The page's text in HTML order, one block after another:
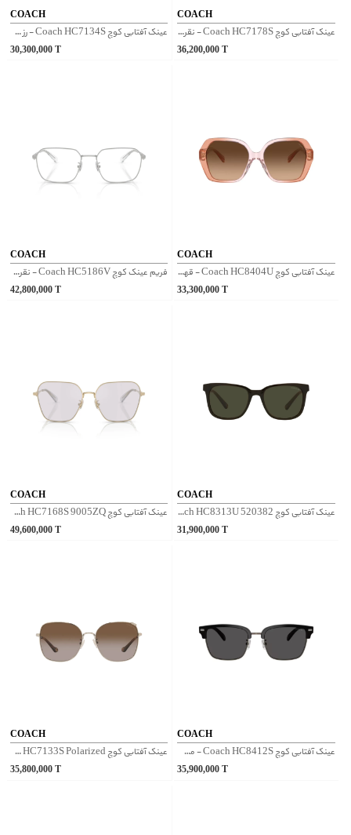
COACH
عینک آفتابی کوچ Coach HC7134S - رز گلد
30,300,000T
COACH
عینک آفتابی کوچ Coach HC7178S - نقره‌ای
36,200,000 T
COACH
فریم عینک کوچ Coach HC5186V - نقره‌ای
42,800,000T
COACH
عینک آفتابی کوچ Coach HC8404U - قهوه‌ای
33,300,000 T
COACH
عینک آفتابی کوچ Coach HC7168S 9005ZQ - طلایی
49,600,000T
COACH
عینک آفتابی کوچ Coach HC8313U 520382 - سبز
31,900,000 T
COACH
عینک آفتابی کوچ Coach HC7133S Polarized - پلنگی
35,800,000T
COACH
عینک آفتابی کوچ Coach HC8412S - مشکی
35,900,000 T